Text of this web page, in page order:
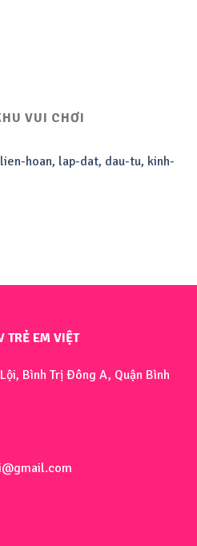
VUI CHƠI
TRẺ EM VIỆT
Bình Trị Đông A, Quận Bình